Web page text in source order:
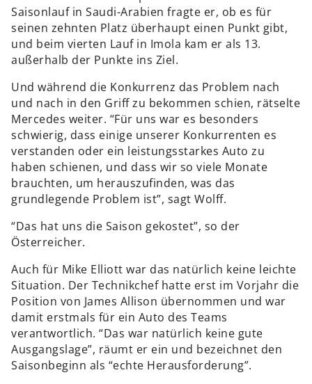
Saisonlauf in Saudi-Arabien fragte er, ob es für
seinen zehnten Platz überhaupt einen Punkt gibt,
und beim vierten Lauf in Imola kam er als 13.
außerhalb der Punkte ins Ziel.
Und während die Konkurrenz das Problem nach
und nach in den Griff zu bekommen schien, rätselte
Mercedes weiter. “Für uns war es besonders
schwierig, dass einige unserer Konkurrenten es
verstanden oder ein leistungsstarkes Auto zu
haben schienen, und dass wir so viele Monate
brauchten, um herauszufinden, was das
grundlegende Problem ist”, sagt Wolff.
“Das hat uns die Saison gekostet”, so der
Österreicher.
Auch für Mike Elliott war das natürlich keine leichte
Situation. Der Technikchef hatte erst im Vorjahr die
Position von James Allison übernommen und war
damit erstmals für ein Auto des Teams
verantwortlich. “Das war natürlich keine gute
Ausgangslage”, räumt er ein und bezeichnet den
Saisonbeginn als “echte Herausforderung”.